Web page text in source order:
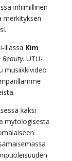
inhimillinen
merkityksen
illassa Kim
Beauty. UTU-
musiikkivideo
kaksi
mytologisesta